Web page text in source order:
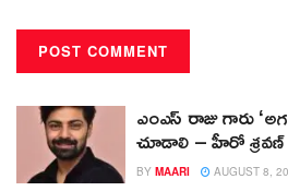
ఎంఎస్ రాజు గారు
చూడాలి – హీరో శ్రవణ్
BY MAARI AUGUST 8,